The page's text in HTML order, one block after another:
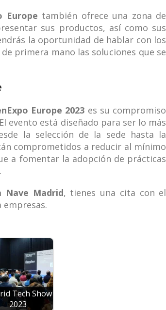
Europe también ofrece una zona de
sus productos, así como sus
la oportunidad de hablar con los
primera mano las soluciones que se
Europe 2023 es su compromiso
evento está diseñado para ser lo más
la selección de la sede hasta la
comprometidos a reducir al mínimo
a fomentar la adopción de prácticas
Nave Madrid, tienes una cita con el
Tech Show
2023